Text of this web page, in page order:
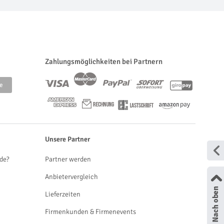
Zahlungsmöglichkeiten bei Partnern
Unsere Partner
Partner werden
Anbietervergleich
Lieferzeiten
Firmenkunden & Firmenevents